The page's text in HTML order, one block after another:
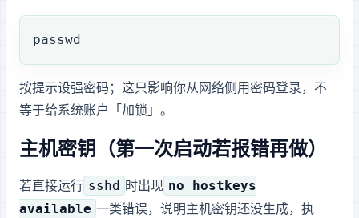
passwd
按提示设强密码；这只影响你从网络侧用密码登录，不
等于给 Android 系统账户「加锁」。
主机密钥（第一次启动若报错再做）
若直接运行 sshd 时出现 no hostkeys
available 一类错误，说明主机密钥还没生成，执